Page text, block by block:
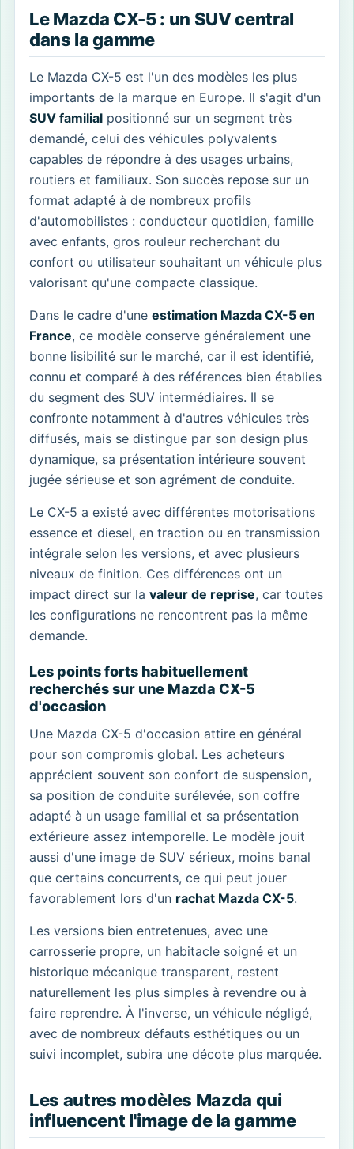
Le Mazda CX-5 : un SUV central
dans la gamme
Le Mazda CX-5 est l'un des modèles les plus
importants de la marque en Europe. Il s'agit d'un
SUV familial positionné sur un segment très
demandé, celui des véhicules polyvalents
capables de répondre à des usages urbains,
routiers et familiaux. Son succès repose sur un
format adapté à de nombreux profils
d'automobilistes : conducteur quotidien, famille
avec enfants, gros rouleur recherchant du
confort ou utilisateur souhaitant un véhicule plus
valorisant qu'une compacte classique.
Dans le cadre d'une estimation Mazda CX-5 en
France, ce modèle conserve généralement une
bonne lisibilité sur le marché, car il est identifié,
connu et comparé à des références bien établies
du segment des SUV intermédiaires. Il se
confronte notamment à d'autres véhicules très
diffusés, mais se distingue par son design plus
dynamique, sa présentation intérieure souvent
jugée sérieuse et son agrément de conduite.
Le CX-5 a existé avec différentes motorisations
essence et diesel, en traction ou en transmission
intégrale selon les versions, et avec plusieurs
niveaux de finition. Ces différences ont un
impact direct sur la valeur de reprise, car toutes
les configurations ne rencontrent pas la même
demande.
Les points forts habituellement
recherchés sur une Mazda CX-5
d'occasion
Une Mazda CX-5 d'occasion attire en général
pour son compromis global. Les acheteurs
apprécient souvent son confort de suspension,
sa position de conduite surélevée, son coffre
adapté à un usage familial et sa présentation
extérieure assez intemporelle. Le modèle jouit
aussi d'une image de SUV sérieux, moins banal
que certains concurrents, ce qui peut jouer
favorablement lors d'un rachat Mazda CX-5.
Les versions bien entretenues, avec une
carrosserie propre, un habitacle soigné et un
historique mécanique transparent, restent
naturellement les plus simples à revendre ou à
faire reprendre. À l'inverse, un véhicule négligé,
avec de nombreux défauts esthétiques ou un
suivi incomplet, subira une décote plus marquée.
Les autres modèles Mazda qui
influencent l'image de la gamme